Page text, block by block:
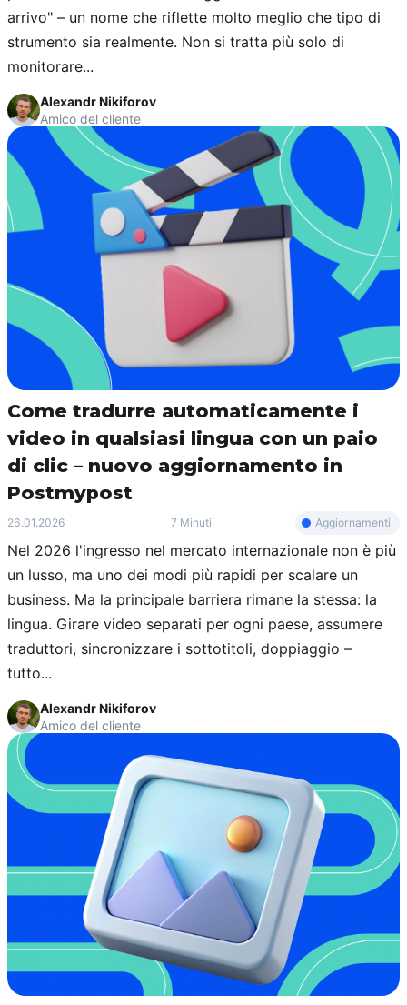
arrivo" – un nome che riflette molto meglio che tipo di
strumento sia realmente. Non si tratta più solo di
monitorare...
Alexandr Nikiforov
Amico del cliente
Come tradurre automaticamente i
video in qualsiasi lingua con un paio
di clic – nuovo aggiornamento in
Postmypost
26.01.2026 7 Minuti Aggiornamenti
Nel 2026 l'ingresso nel mercato internazionale non è più
un lusso, ma uno dei modi più rapidi per scalare un
business. Ma la principale barriera rimane la stessa: la
lingua. Girare video separati per ogni paese, assumere
traduttori, sincronizzare i sottotitoli, doppiaggio –
tutto...
Alexandr Nikiforov
Amico del cliente